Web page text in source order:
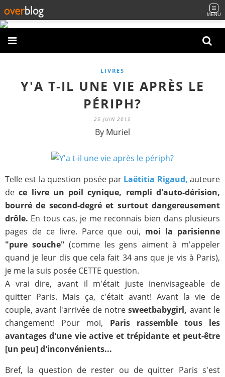
MENU
LIVRES
Y'A T-IL UNE VIE APRÈS LE
PÉRIPH?
25 JUIN 2015
By Muriel
Telle est la question posée par Laëtitia Rigaud, auteure
dece livre un poil cynique, rempli d'auto-dérision,
bourré de second-degré et surtout dangereusement
drôle. En tous cas, je me reconnais bien dans plusieurs
pages de ce livre. Parce que oui, moi la parisienne
"pure souche" (comme les gens aiment à m'appeler
quand je leur dis que cela fait 34 ans que je vis à Paris),
je me la suis posée CETTE question.
A vrai dire, avant il m'était juste inenvisageable de
quitter Paris. Mais ça, c'était avant! Avant la vie de
couple, avant l'arrivée de notresweetbabygirl, avant le
changement! Pour moi, Paris rassemble tous les
avantages d'une vie active et trépidante et peut-être
[un peu] d'inconvénients...
Bref, la question de rester ou de quitter Paris s'est